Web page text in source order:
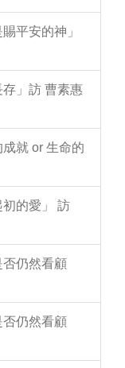
平安的神」
」訪 曹素惠
就 or 生命的
的愛」 訪
仍然看顧
仍然看顧